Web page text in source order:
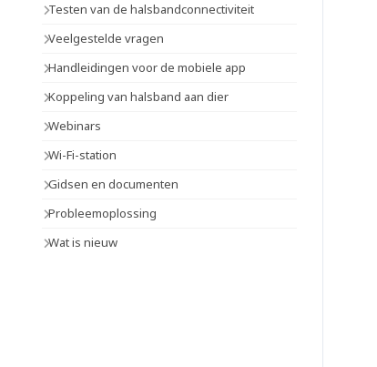
Testen van de halsbandconnectiviteit
Veelgestelde vragen
Handleidingen voor de mobiele app
Koppeling van halsband aan dier
Webinars
Wi-Fi-station
Gidsen en documenten
Probleemoplossing
Wat is nieuw